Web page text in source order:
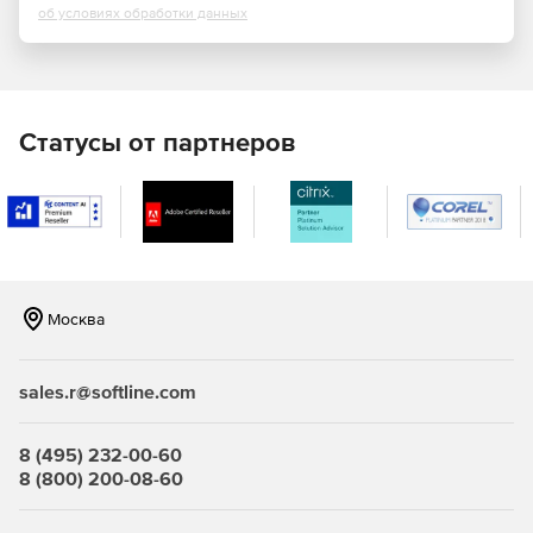
Контроль целостности системного реестра Windows.
Контроль конфигурации компьютера (PCI-устройств,
Наличие сертификатов ФСБ и ФСТЭК России.
об условиях обработки данных
Статусы от партнеров
Москва
sales.r@softline.com
8 (495) 232-00-60
8 (800) 200-08-60